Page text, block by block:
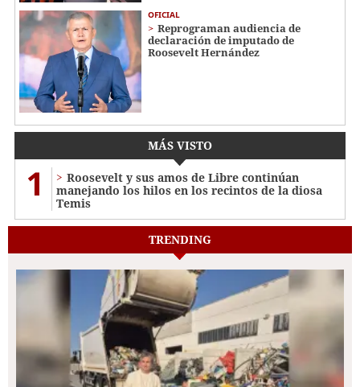
OFICIAL
Reprograman audiencia de
declaración de imputado de
Roosevelt Hernández
MÁS VISTO
1
Roosevelt y sus amos de Libre continúan
manejando los hilos en los recintos de la diosa
Temis
TRENDING